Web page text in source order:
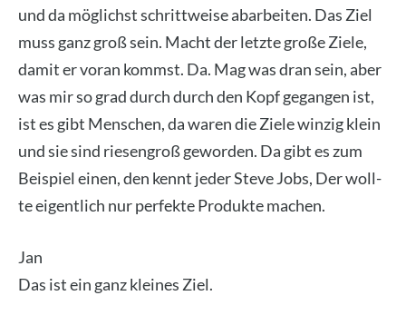
und da mög­lichst schritt­wei­se abar­bei­ten. Das Ziel
muss ganz groß sein. Macht der letz­te gro­ße Zie­le,
damit er vor­an kommst. Da. Mag was dran sein, aber
was mir so grad durch durch den Kopf gegan­gen ist,
ist es gibt Men­schen, da waren die Zie­le win­zig klein
und sie sind rie­sen­groß gewor­den. Da gibt es zum
Bei­spiel einen, den kennt jeder Ste­ve Jobs, Der woll­
te eigent­lich nur per­fek­te Pro­duk­te machen.
Jan
Das ist ein ganz klei­nes Ziel.